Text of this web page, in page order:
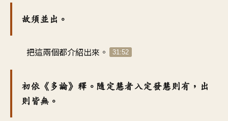
故須並出。
把這兩個都介紹出來。 31:52
初依《多論》釋。隨定慧者入定發慧則有，出
則皆無。